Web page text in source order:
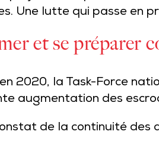
Une lutte qui passe en
et se préparer
2020, la Task-Force
augmentation des
de la continuité des